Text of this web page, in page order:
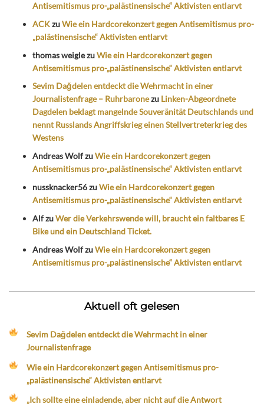
Antisemitismus pro-„palästinensische“ Aktivisten entlarvt
ACKzuWie ein Hardcorekonzert gegen Antisemitismus pro-
„palästinensische“ Aktivisten entlarvt
thomas weiglezuWie ein Hardcorekonzert gegen
Antisemitismus pro-„palästinensische“ Aktivisten entlarvt
Sevim Dağdelen entdeckt die Wehrmacht in einer
Journalistenfrage – Ruhrbaronezu Linken-Abgeordnete
Dagdelen beklagt mangelnde Souveränität Deutschlands und
nennt Russlands Angriffskrieg einen Stellvertreterkrieg des
Westens
Andreas WolfzuWie ein Hardcorekonzert gegen
Antisemitismus pro-„palästinensische“ Aktivisten entlarvt
nussknacker56zuWie ein Hardcorekonzert gegen
Antisemitismus pro-„palästinensische“ Aktivisten entlarvt
AlfzuWer die Verkehrswende will, braucht ein faltbares E
Bike und ein Deutschland Ticket.
Andreas WolfzuWie ein Hardcorekonzert gegen
Antisemitismus pro-„palästinensische“ Aktivisten entlarvt
Aktuell oft gelesen
Sevim Dağdelen entdeckt die Wehrmacht in einer
Journalistenfrage
Wie ein Hardcorekonzert gegen Antisemitismus pro-
„palästinensische“ Aktivisten entlarvt
„Ich sollte eine einladende, aber nicht auf die Antwort